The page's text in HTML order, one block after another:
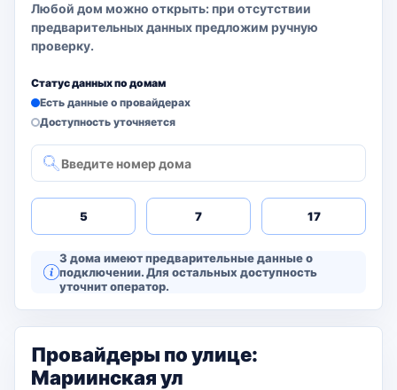
Любой дом можно открыть: при отсутствии
предварительных данных предложим ручную
проверку.
Статус данных по домам
Есть данные о провайдерах
Доступность уточняется
5 7 17
3 дома имеют предварительные данные о
подключении. Для остальных доступность
уточнит оператор.
Провайдеры по улице:
Мариинская ул